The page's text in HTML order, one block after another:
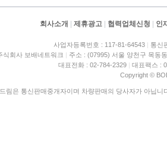
회사소개 제휴광고 협력업체신청 인
사업자등록번호 : 117-81-64543 | 통신
식회사 보배네트워크 | 주소 : (07995) 서울 양천구 목동
대표전화 : 02-784-2329 | 대표팩스 :
Copyright ©
림은 통신판매중개자이며 차량판매의 당사자가 아닙